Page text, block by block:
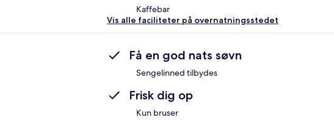
Kaffebar
Vis alle faciliteter på overnatningsstedet
Få en god nats søvn
Sengelinned tilbydes
Frisk dig op
Kun bruser